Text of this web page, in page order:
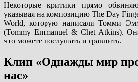
Некоторые критики прямо
указывая на композицию The Day
World, которую написали Томми
(Tommy Emmanuel & Chet Atkins).
что можете послушать и сравнить.
Клип «Однажды мир
нас»